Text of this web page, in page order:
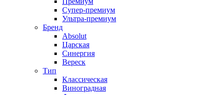
Супер-премиум
Ультра-премиум
Бренд
Absolut
Царская
Синергия
Вереск
Тип
Классическая
Виноградная